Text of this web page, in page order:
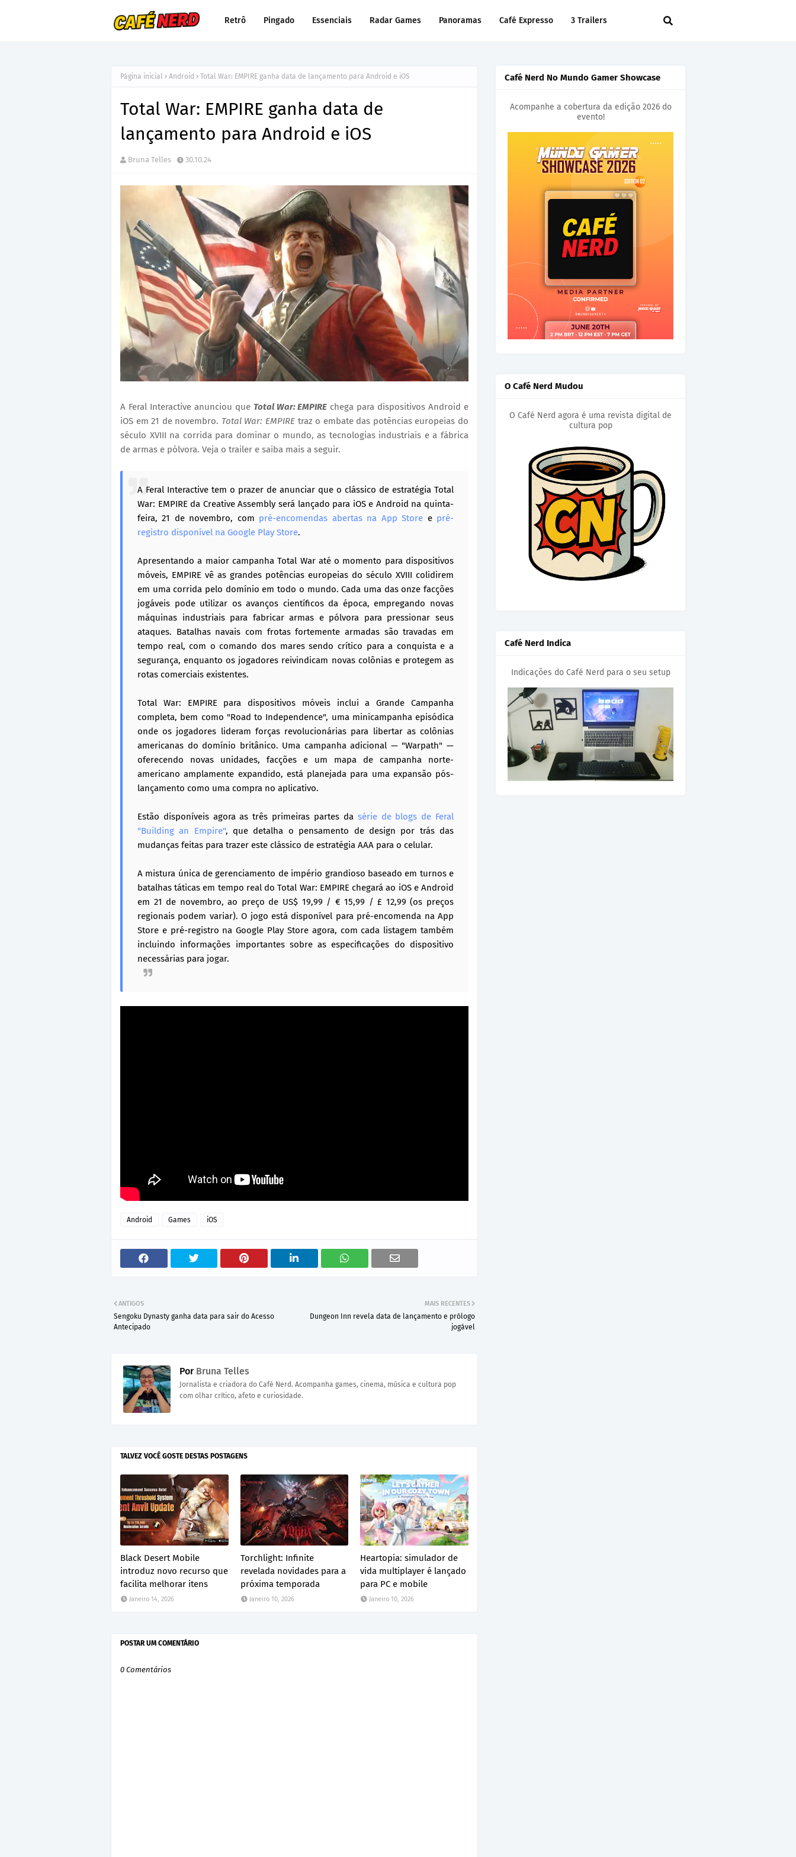
Retrô Pingado Essenciais Radar Games Panoramas Café Expresso 3 Trailers
Página inicial Android Total War: EMPIRE ganha data de lançamento para Android e iOS
Total War: EMPIRE ganha data de
lançamento para Android e iOS
Bruna Telles 30.10.24
A Feral Interactive anunciou que Total War: EMPIRE chega para dispositivos Android e
iOS em 21 de novembro. Total War: EMPIRE traz o embate das potências europeias do
século XVIII na corrida para dominar o mundo, as tecnologias industriais e a fábrica
de armas e pólvora. Veja o trailer e saiba mais a seguir.
A Feral Interactive tem o prazer de anunciar que o clássico de estratégia Total
War: EMPIRE da Creative Assembly será lançado para iOS e Android na quinta-
feira, 21 de novembro, com pré-encomendas abertas na App Store e pré-
registro disponível na Google Play Store.
Apresentando a maior campanha Total War até o momento para dispositivos
móveis, EMPIRE vê as grandes potências europeias do século XVIII colidirem
em uma corrida pelo domínio em todo o mundo. Cada uma das onze facções
jogáveis ​​pode utilizar os avanços científicos da época, empregando novas
máquinas industriais para fabricar armas e pólvora para pressionar seus
ataques. Batalhas navais com frotas fortemente armadas são travadas em
tempo real, com o comando dos mares sendo crítico para a conquista e a
segurança, enquanto os jogadores reivindicam novas colônias e protegem as
rotas comerciais existentes.
Total War: EMPIRE para dispositivos móveis inclui a Grande Campanha
completa, bem como "Road to Independence", uma minicampanha episódica
onde os jogadores lideram forças revolucionárias para libertar as colônias
americanas do domínio britânico. Uma campanha adicional — "Warpath" —
oferecendo novas unidades, facções e um mapa de campanha norte-
americano amplamente expandido, está planejada para uma expansão pós-
lançamento como uma compra no aplicativo.
Estão disponíveis agora as três primeiras partes da série de blogs de Feral
"Building an Empire", que detalha o pensamento de design por trás das
mudanças feitas para trazer este clássico de estratégia AAA para o celular.
A mistura única de gerenciamento de império grandioso baseado em turnos e
batalhas táticas em tempo real do Total War: EMPIRE chegará ao iOS e Android
em 21 de novembro, ao preço de US$ 19,99 / € 15,99 / £ 12,99 (os preços
regionais podem variar). O jogo está disponível para pré-encomenda na App
Store e pré-registro na Google Play Store agora, com cada listagem também
incluindo informações importantes sobre as especificações do dispositivo
necessárias para jogar.
Android Games iOS
MAIS RECENTES
Dungeon Inn revela data de lançamento e prólogo
jogável
ANTIGOS
Sengoku Dynasty ganha data para sair do Acesso
Antecipado
PorBruna Telles
Jornalista e criadora do Café Nerd. Acompanha games, cinema, música e cultura pop
com olhar crítico, afeto e curiosidade.
TALVEZ VOCÊ GOSTE DESTAS POSTAGENS
Black Desert Mobile
introduz novo recurso que
facilita melhorar itens
Janeiro 14, 2026
Torchlight: Infinite
revelada novidades para a
próxima temporada
Janeiro 10, 2026
Heartopia: simulador de
vida multiplayer é lançado
para PC e mobile
Janeiro 10, 2026
POSTAR UM COMENTÁRIO
0 Comentários
Café Nerd No Mundo Gamer Showcase
Acompanhe a cobertura da edição 2026 do
evento!
O Café Nerd Mudou
O Café Nerd agora é uma revista digital de
cultura pop
Café Nerd Indica
Indicações do Café Nerd para o seu setup